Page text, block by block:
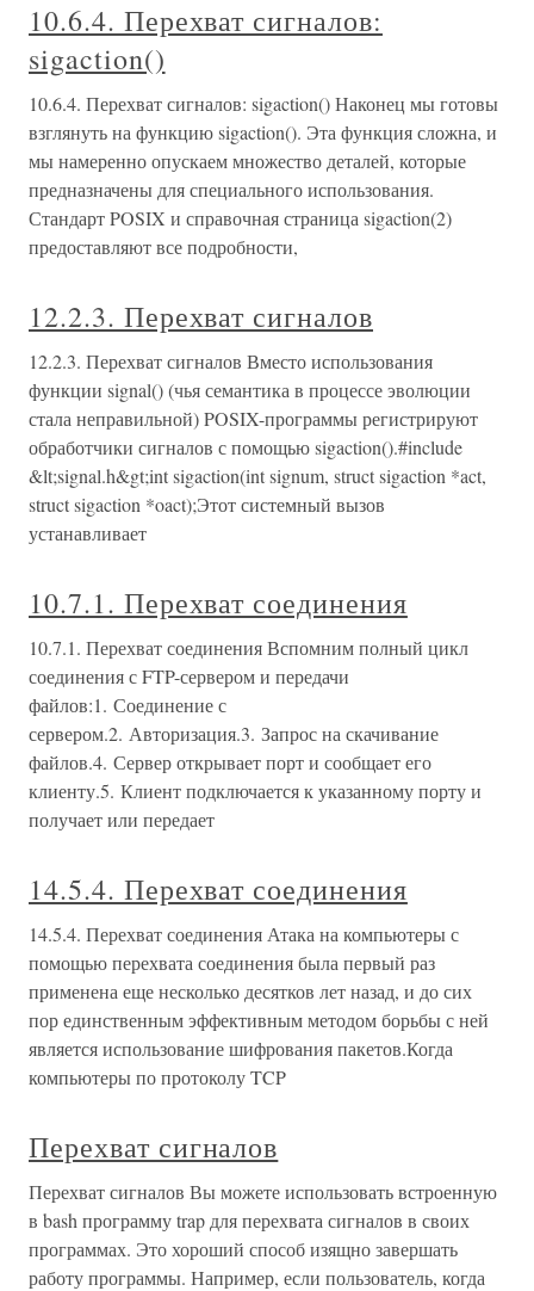
10.6.4. Перехват сигналов:
sigaction()
10.6.4. Перехват сигналов: sigaction() Наконец мы готовы
взглянуть на функцию sigaction(). Эта функция сложна, и
мы намеренно опускаем множество деталей, которые
предназначены для специального использования.
Стандарт POSIX и справочная страница sigaction(2)
предоставляют все подробности,
12.2.3. Перехват сигналов
12.2.3. Перехват сигналов Вместо использования
функции signal() (чья семантика в процессе эволюции
стала неправильной) POSIX-программы регистрируют
обработчики сигналов с помощью sigaction().#include
&lt;signal.h&gt;int sigaction(int signum, struct sigaction *act,
struct sigaction *oact);Этот системный вызов
устанавливает
10.7.1. Перехват соединения
10.7.1. Перехват соединения Вспомним полный цикл
соединения с FTP-сервером и передачи
файлов:1. Соединение с
сервером.2. Авторизация.3. Запрос на скачивание
файлов.4. Сервер открывает порт и сообщает его
клиенту.5. Клиент подключается к указанному порту и
получает или передает
14.5.4. Перехват соединения
14.5.4. Перехват соединения Атака на компьютеры с
помощью перехвата соединения была первый раз
применена еще несколько десятков лет назад, и до сих
пор единственным эффективным методом борьбы с ней
является использование шифрования пакетов.Когда
компьютеры по протоколу TCP
Перехват сигналов
Перехват сигналов Вы можете использовать встроенную
в bash программу trap для перехвата сигналов в своих
программах. Это хороший способ изящно завершать
работу программы. Например, если пользователь, когда